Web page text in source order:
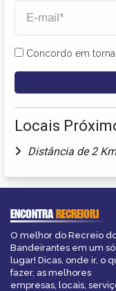
Concordo em
Locais
Distância de 2
ENCONTRARECREIORJ
O melhor do Recreio
Bandeirantes em um só
lugar! Dicas, onde ir, o
fazer, as melhores
empresas, locais,